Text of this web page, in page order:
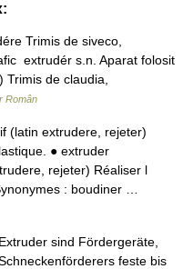
Trimis de siveco,
extrudér s.n. Aparat folosit
de claudia,
Român
(latin extrudere, rejeter)
● extruder
rejeter) Réaliser l
: boudiner …
sind Fördergeräte,
feste bis